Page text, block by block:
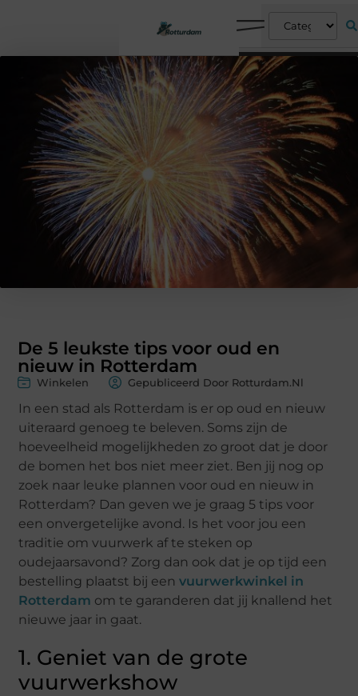
De 5 leukste tips voor oud en
nieuw in Rotterdam
Winkelen Gepubliceerd Door Rotturdam.nl
In een stad als Rotterdam is er op oud en nieuw
uiteraard genoeg te beleven. Soms zijn de
hoeveelheid mogelijkheden zo groot dat je door
de bomen het bos niet meer ziet. Ben jij nog op
zoek naar leuke plannen voor oud en nieuw in
Rotterdam? Dan geven we je graag 5 tips voor
een onvergetelijke avond. Is het voor jou een
traditie om vuurwerk af te steken op
oudejaarsavond? Zorg dan ook dat je op tijd een
bestelling plaatst bij eenvuurwerkwinkel in
Rotterdam om te garanderen dat jij knallend het
nieuwe jaar in gaat.
1. Geniet van de grote
vuurwerkshow